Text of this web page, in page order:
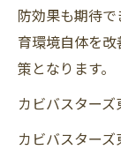
防効果も期待
育環境自体を
策となります。
カビバスター
カビバスター